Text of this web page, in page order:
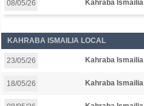
08/05/26 Kahraba Ismailia
KAHRABA ISMAILIA LOCAL
23/05/26 Kahraba Ismailia
18/05/26 Kahraba Ismailia